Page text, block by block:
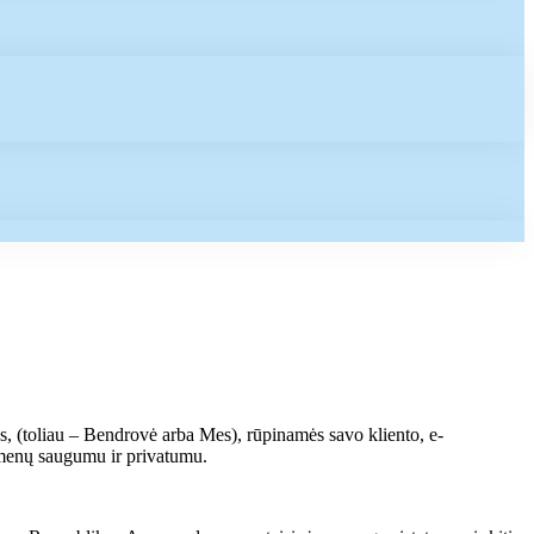
– Bendrovė arba Mes), rūpinamės savo kliento, e-
saugumu ir privatumu.